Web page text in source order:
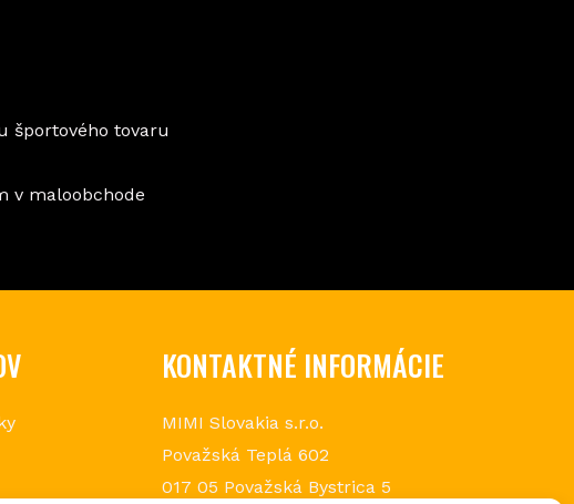
športového tovaru
v maloobchode
KONTAKTNÉ INFORMÁCIE
MIMI Slovakia s.r.o.
Považská Teplá 602
017 05 Považská Bystrica 5